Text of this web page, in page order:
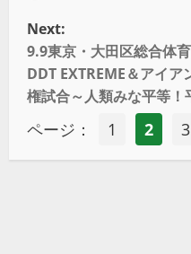
Next:
9.9東京・大田区総合体
DDT EXTREME＆アイ
権試合～人類みな平等！
ページ： 1 2 3